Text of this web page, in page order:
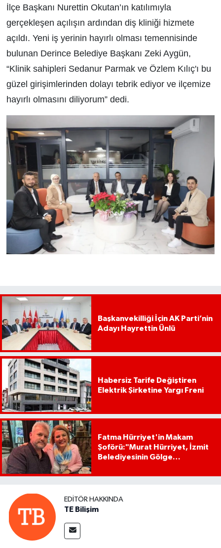
İlçe Başkanı Nurettin Okutan’ın katılımıyla
gerçekleşen açılışın ardından diş kliniği hizmete
açıldı. Yeni iş yerinin hayırlı olması temennisinde
bulunan Derince Belediye Başkanı Zeki Aygün,
“Klinik sahipleri Sedanur Parmak ve Özlem Kılıç'ı bu
güzel girişimlerinden dolayı tebrik ediyor ve ilçemize
hayırlı olmasını diliyorum” dedi.
Başkanvekilliği İçin AK Parti’nin
Adayı Hayrettin Ünlü
Habersiz Tarife Değiştiren
Elektrik Şirketine Yargı Freni
Fatma Hürriyet'in Makam
Şoförü:"Murat Hürriyet, İzmit
Belediyesinin Gölge
EDITÖR HAKKINDA
TE Bilişim